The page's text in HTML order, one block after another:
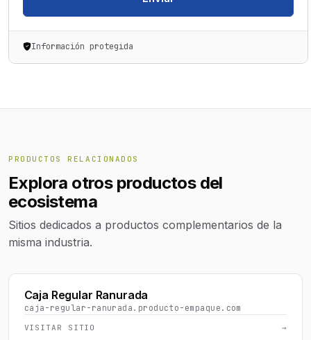
Información protegida
PRODUCTOS RELACIONADOS
Explora otros productos del
ecosistema
Sitios dedicados a productos complementarios de la
misma industria.
Caja Regular Ranurada
caja-regular-ranurada.producto-empaque.com
VISITAR SITIO →